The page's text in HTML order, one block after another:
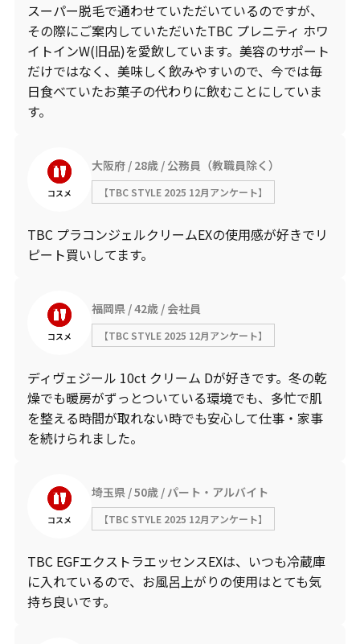
スーパー脱毛で通わせていただいているのですが、
その際にご案内していただいたTBC プレニティ ホワ
イトインW(旧品)を愛飲しています。美容のサポート
だけではなく、美味しく飲みやすいので、今では毎
日食べていたお菓子の代わりに飲むことにしていま
す。
コスメ
大阪府 28歳 公務員（教職員除く）
【TBC STYLE 2025 12月アンケート】
TBC プラコンジェルクリームEXの使用感が好きでリ
ピート買いしてます。
コスメ
福岡県 42歳 会社員
【TBC STYLE 2025 12月アンケート】
ディヴェジール 10ct クリーム Dが好きです。冬の乾
燥でも暖房がずっとついている環境でも、多忙で肌
を整える時間が取れない時でも安心して仕事・家事
を続けられました。
コスメ
埼玉県 50歳 パート・アルバイト
【TBC STYLE 2025 12月アンケート】
TBC EGFエクストラエッセンスEXは、いつも冷蔵庫
に入れているので、お風呂上がりの使用はとても気
持ち良いです。